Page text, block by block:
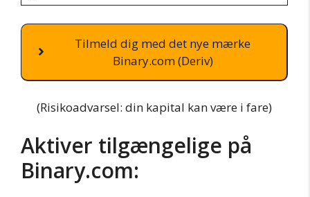
Tilmeld dig med det nye mærke
Binary.com (Deriv)
(Risikoadvarsel: din kapital kan være i fare)
Aktiver tilgængelige på
Binary.com: